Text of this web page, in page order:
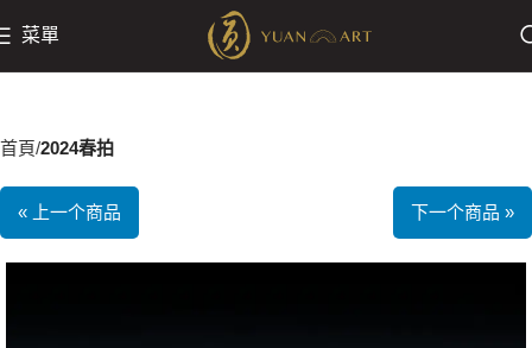
菜單
首頁 2024春拍
« 上一个商品 下一个商品 »